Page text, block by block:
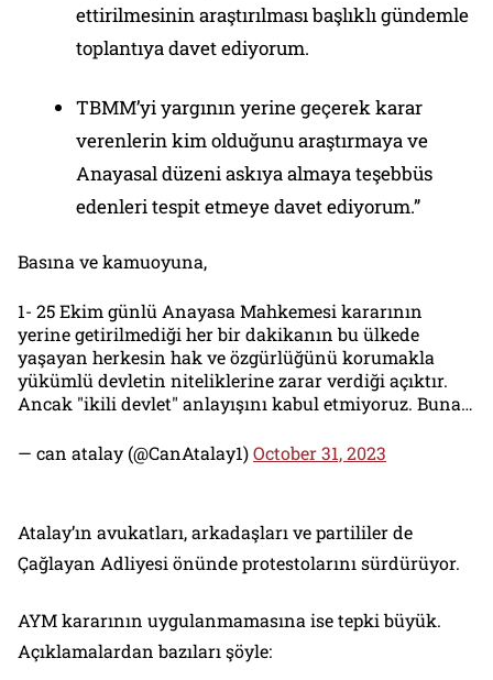
ettirilmesinin araştırılması başlıklı gündemle
toplantıya davet ediyorum.
TBMM’yi yargının yerine geçerek karar
verenlerin kim olduğunu araştırmaya ve
Anayasal düzeni askıya almaya teşebbüs
edenleri tespit etmeye davet ediyorum.”
Basına ve kamuoyuna,
1- 25 Ekim günlü Anayasa Mahkemesi kararının
yerine getirilmediği her bir dakikanın bu ülkede
yaşayan herkesin hak ve özgürlüğünü korumakla
yükümlü devletin niteliklerine zarar verdiği açıktır.
Ancak "ikili devlet" anlayışını kabul etmiyoruz. Buna…
— can atalay (@CanAtalay1)October 31, 2023
Atalay’ın avukatları, arkadaşları ve partililer de
Çağlayan Adliyesi önünde protestolarını sürdürüyor.
AYM kararının uygulanmamasına ise tepki büyük.
Açıklamalardan bazıları şöyle: